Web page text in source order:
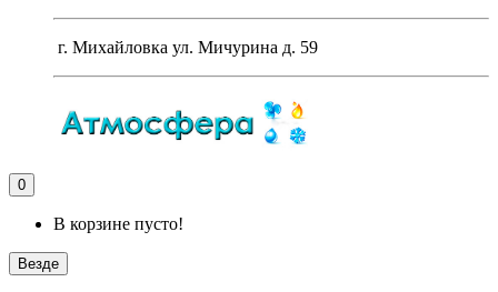
г. Михайловка ул. Мичурина д. 59
0
В корзине пусто!
Везде